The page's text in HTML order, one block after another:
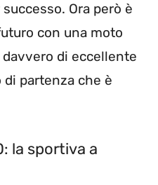
Ora però è
con una moto
di eccellente
di partenza che è
la sportiva a